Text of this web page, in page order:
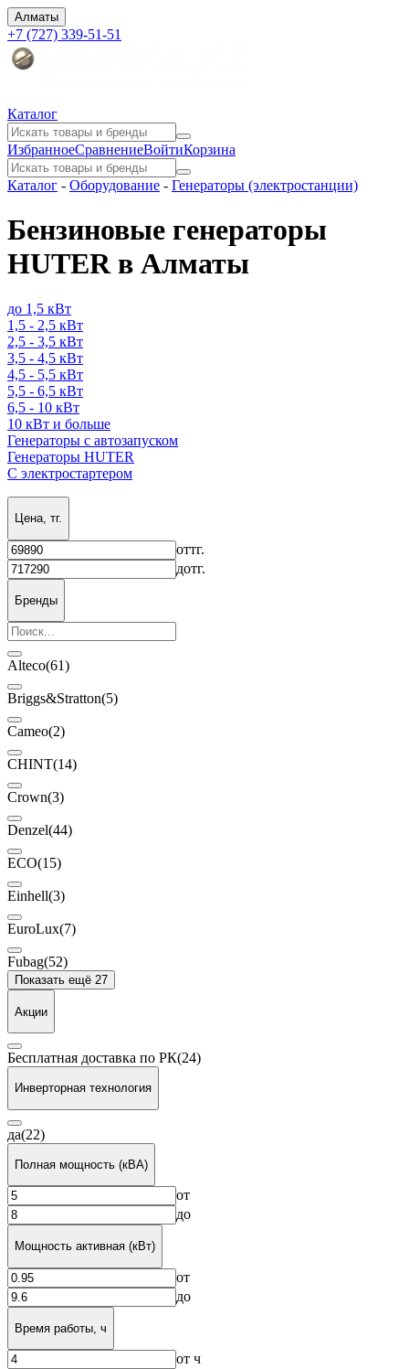
Алматы
+7 (727) 339-51-51
Каталог
ИзбранноеСравнениеВойтиКорзина
Каталог - Оборудование - Генераторы (электростанции)
Бензиновые генераторы
HUTER в Алматы
до 1,5 кВт
1,5 - 2,5 кВт
2,5 - 3,5 кВт
3,5 - 4,5 кВт
4,5 - 5,5 кВт
5,5 - 6,5 кВт
6,5 - 10 кВт
10 кВт и больше
Генераторы с автозапуском
Генераторы HUTER
С электростартером
Цена, тг.
оттг.
дотг.
Бренды
Alteco(61)
Briggs&Stratton(5)
Cameo(2)
CHINT(14)
Crown(3)
Denzel(44)
ECO(15)
Einhell(3)
EuroLux(7)
Fubag(52)
Показать ещё 27
Акции
Бесплатная доставка по РК(24)
Инверторная технология
да(22)
Полная мощность (кВА)
от
до
Мощность активная (кВт)
от
до
Время работы, ч
от ч